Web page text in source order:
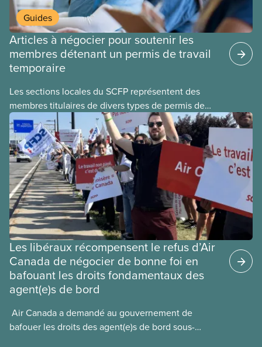
Guides
Articles à négocier pour soutenir les
membres détenant un permis de travail
temporaire
Les sections locales du SCFP représentent des
membres titulaires de divers types de permis de
travail temporaires, incluant les permis pour
travailleuses et travailleurs étrangers temporaires,
les permis d’études et les permis de
travail postdiplôme.
Les libéraux récompensent le refus d’Air
Canada de négocier de bonne foi en
bafouant les droits fondamentaux des
agent(e)s de bord
​ Air Canada a demandé au gouvernement de
bafouer les droits des agent(e)s de bord sous-